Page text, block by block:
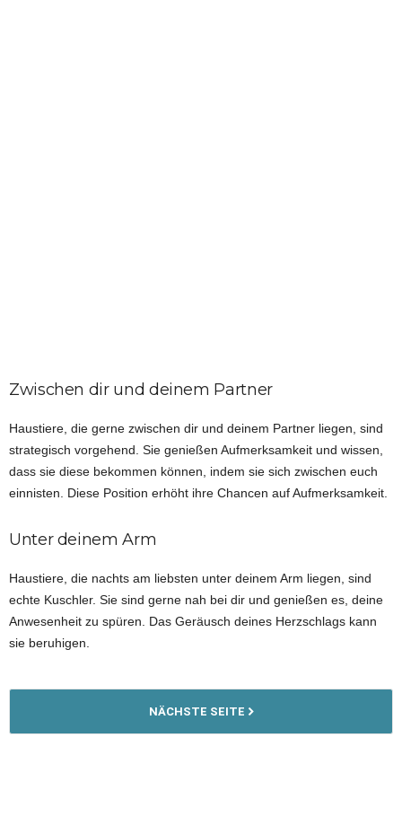
Zwischen dir und deinem Partner
Haustiere, die gerne zwischen dir und deinem Partner liegen, sind
strategisch vorgehend. Sie genießen Aufmerksamkeit und wissen,
dass sie diese bekommen können, indem sie sich zwischen euch
einnisten. Diese Position erhöht ihre Chancen auf Aufmerksamkeit.
Unter deinem Arm
Haustiere, die nachts am liebsten unter deinem Arm liegen, sind
echte Kuschler. Sie sind gerne nah bei dir und genießen es, deine
Anwesenheit zu spüren. Das Geräusch deines Herzschlags kann
sie beruhigen.
NÄCHSTE SEITE